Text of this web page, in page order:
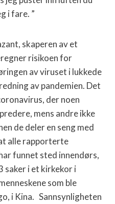
i fare. ”
skaperen av et
risikoen for
av viruset i lukkede
av pandemien. Det
der noen
mens andre ikke
de deler en seng med
alle rapporterte
funnet sted innendørs,
saker i et kirkekor i
som ble
i Kina. Sannsynligheten